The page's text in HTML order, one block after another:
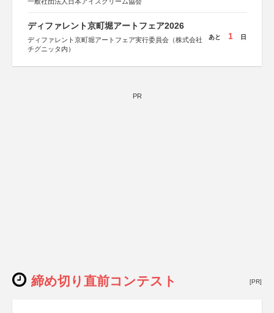
ディファレント京町堀アートフェア2026
ディファレント京町堀アートフェア実行委員会（株式会社
チグニッタ内）
あと 1 日
PR
締め切り直前コンテスト [PR]